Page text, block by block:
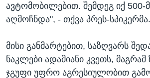
ავტომობილებით. შემდეგ იქ 500-
აღმოჩნდა", - თქვა პრეს-სპიკერმა.
მისი განმარტებით, საზღვარს
ნაკლები ადამიანი კვეთს,
ჯგუფი უფრო აგრესიულობით